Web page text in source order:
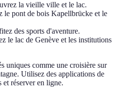
la vieille ville et le lac.
le pont de bois Kapellbrücke et le
des sports d'aventure.
le lac de Genève et les institutions
uniques comme une croisière sur
Utilisez des applications de
réserver en ligne.